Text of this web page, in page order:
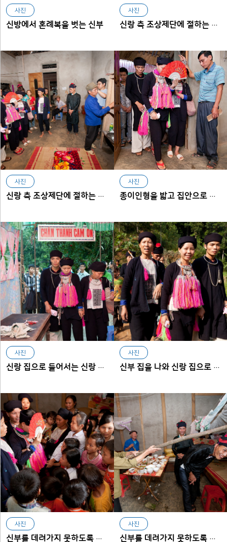
사진
신방에서 혼례복을 벗는 신부
사진
신랑 측 조상제단에 절하는 신랑 신부
사진
신랑 측 조상제단에 절하는 신랑 신부
사진
종이인형을 밟고 집안으로 들어서는 신부
사진
신랑 집으로 들어서는 신랑 신부
사진
신부 집을 나와 신랑 집으로 향하는 신랑 신부
사진
신부를 데려가지 못하도록 막고 있는 신부 측 어린이들
사진
신부를 데려가지 못하도록 막고 있는 신부 가족들